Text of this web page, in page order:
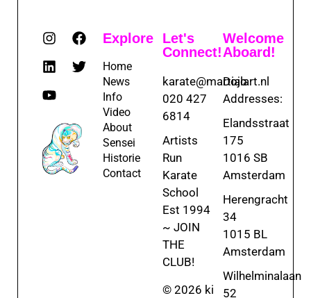
Explore
Home
News
Info
Video
About
Sensei
Historie
Contact
Let's
Connect!
karate@martialart.nl
020 427
6814
Artists
Run
Karate
School
Est 1994
~ JOIN
THE
CLUB!
© 2026 ki
Welcome
Aboard!
Dojo
Addresses:
Elandsstraat
175
1016 SB
Amsterdam
Herengracht
34
1015 BL
Amsterdam
Wilhelminalaan
52